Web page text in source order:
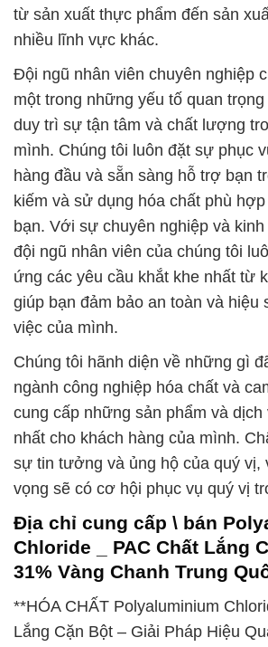
từ sản xuất thực phẩm đến sản
nhiều lĩnh vực khác.
Đội ngũ nhân viên chuyên nghiệp
một trong những yếu tố quan
duy trì sự tận tâm và chất lượng
mình. Chúng tôi luôn đặt sự phục
hàng đầu và sẵn sàng hỗ trợ bạn
kiếm và sử dụng hóa chất phù
bạn. Với sự chuyên nghiệp và
đội ngũ nhân viên của chúng tôi
ứng các yêu cầu khắt khe nhất từ
giúp bạn đảm bảo an toàn và hiệu
việc của mình.
Chúng tôi hãnh diện về những gì
ngành công nghiệp hóa chất và
cung cấp những sản phẩm và
nhất cho khách hàng của mình.
sự tin tưởng và ủng hộ của quý vị,
vọng sẽ có cơ hội phục vụ quý vị
Địa chỉ cung cấp \ bán
Chloride _ PAC Chất Lắng
31% Vàng Chanh Trung
**HÓA CHẤT Polyaluminium
Lắng Cặn Bột – Giải Pháp Hiệu